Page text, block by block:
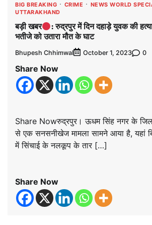
BIG BREAKING CRIME
NEWS WORLD
UTTARAKHAND
बड़ी खबर
: रुद्रपुर में दिन दहाड़े युवक की
भतीजे को उतारा मौत के घाट
Bhupesh Chhimwal October 1, 2023 0
Share Now
Share Nowरुद्रपुर। ऊधम सिंह नगर के
से एक सनसनीखेज मामला सामने आया है, यहां
में सिंचाई के नलकूप के तार […]
Share Now